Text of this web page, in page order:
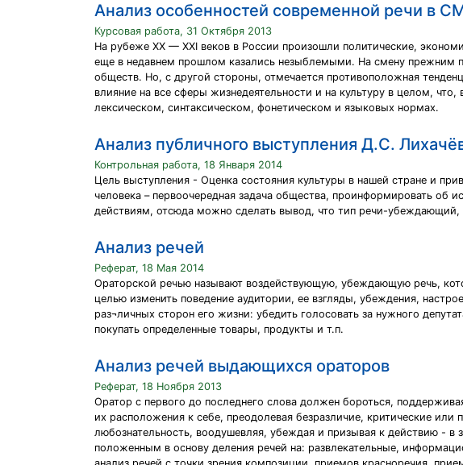
Анализ особенностей современной речи в
Курсовая работа, 31 Октября 2013
На рубеже XX — XXI веков в России произошли политические,
еще в недавнем прошлом казались незыблемыми. На смену прежним
обществ. Но, с другой стороны, отмечается противоположная
влияние на все сферы жизнедеятельности и на культуру в целом,
лексическом, синтаксическом, фонетическом и языковых нормах.
Анализ публичного выступления Д.С.
Контрольная работа, 18 Января 2014
Цель выступления - Оценка состояния культуры в нашей стране и
человека – первоочередная задача общества, проинформировать об
действиям, отсюда можно сделать вывод, что тип речи-убеждающий,
Анализ речей
Реферат, 18 Мая 2014
Ораторской речью называют воздействующую, убеждающую речь,
целью изменить поведение аудитории, ее взгляды, убеждения,
раз¬личных сторон его жизни: убедить голосовать за нужного
покупать определенные товары, продукты и т.п.
Анализ речей выдающихся ораторов
Реферат, 18 Ноября 2013
Оратор с первого до последнего слова должен бороться,
их расположения к себе, преодолевая безразличие, критические
любознательность, воодушевляя, убеждая и призывая к действию -
положенным в основу деления речей на: развлекательные,